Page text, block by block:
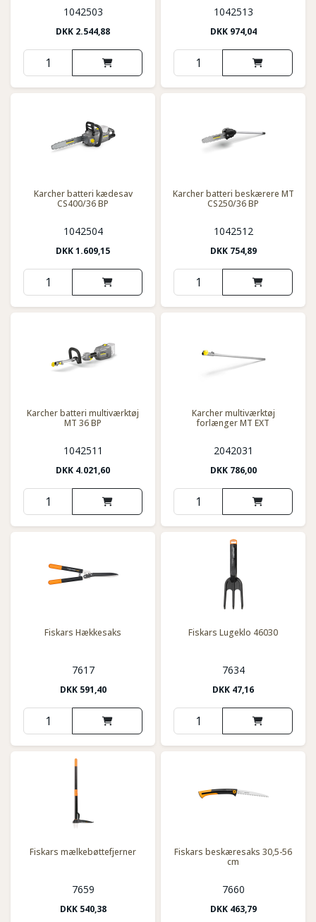
1042503
DKK 2.544,88
1042513
DKK 974,04
Karcher batteri kædesav
CS400/36 BP
1042504
DKK1.609,15
Karcher batteri beskærere MT
CS250/36 BP
1042512
DKK 754,89
Karcher batteri multiværktøj
MT 36 BP
1042511
DKK 4.021,60
Karcher multiværktøj
forlænger MT EXT
2042031
DKK 786,00
Fiskars Hækkesaks
7617
DKK 591,40
Fiskars Lugeklo 46030
7634
DKK 47,16
Fiskars mælkebøttefjerner
7659
DKK 540,38
Fiskars beskæresaks 30,5-56
cm
7660
DKK 463,79